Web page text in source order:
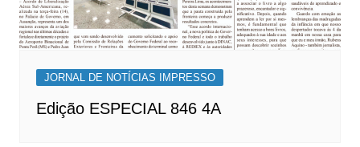
JORNAL DE NOTÍCIAS IMPRESSO
Edição ESPECIAL 846 4A